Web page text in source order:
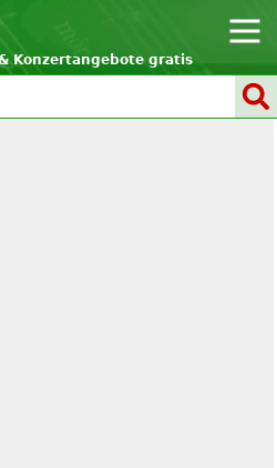
Konzertangebote gratis